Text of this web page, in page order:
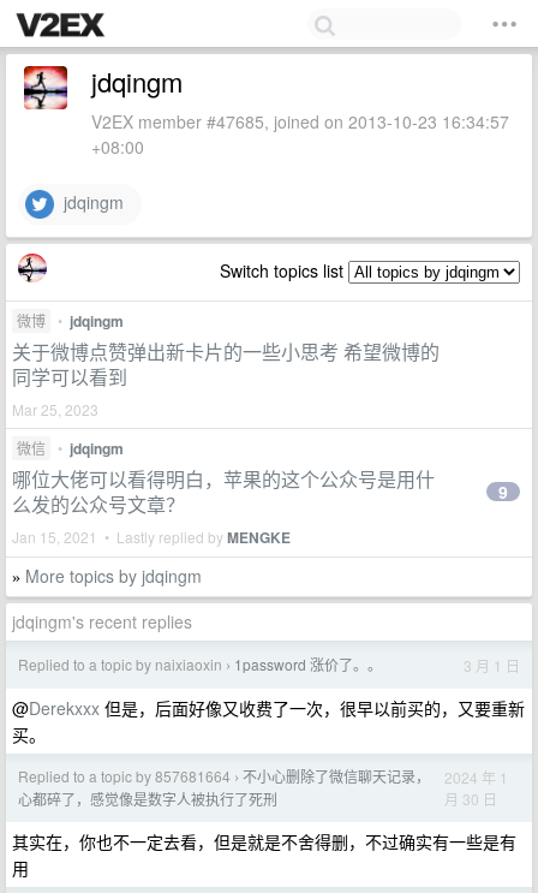
jdqingm
V2EX member #47685, joined on 2013-10-23 16:34:57
+08:00
jdqingm
Switch topics list
微博 • jdqingm
关于微博点赞弹出新卡片的一些小思考 希望微博的
同学可以看到
Mar 25, 2023
微信
• jdqingm
哪位大佬可以看得明白，苹果的这个公众号是用什
么发的公众号文章？
Jan 15, 2021 • Lastly replied byMENGKE
9
» More topics by jdqingm
jdqingm's recent replies
Replied to a topic by naixiaoxin › 1password 涨价了。。 3 月 1 日
@Derekxxx 但是，后面好像又收费了一次，很早以前买的，又要重新
买。
Replied to a topic by 857681664 › 不小心删除了微信聊天记录，
心都碎了，感觉像是数字人被执行了死刑
2024 年 1
月 30 日
其实在，你也不一定去看，但是就是不舍得删，不过确实有一些是有
用